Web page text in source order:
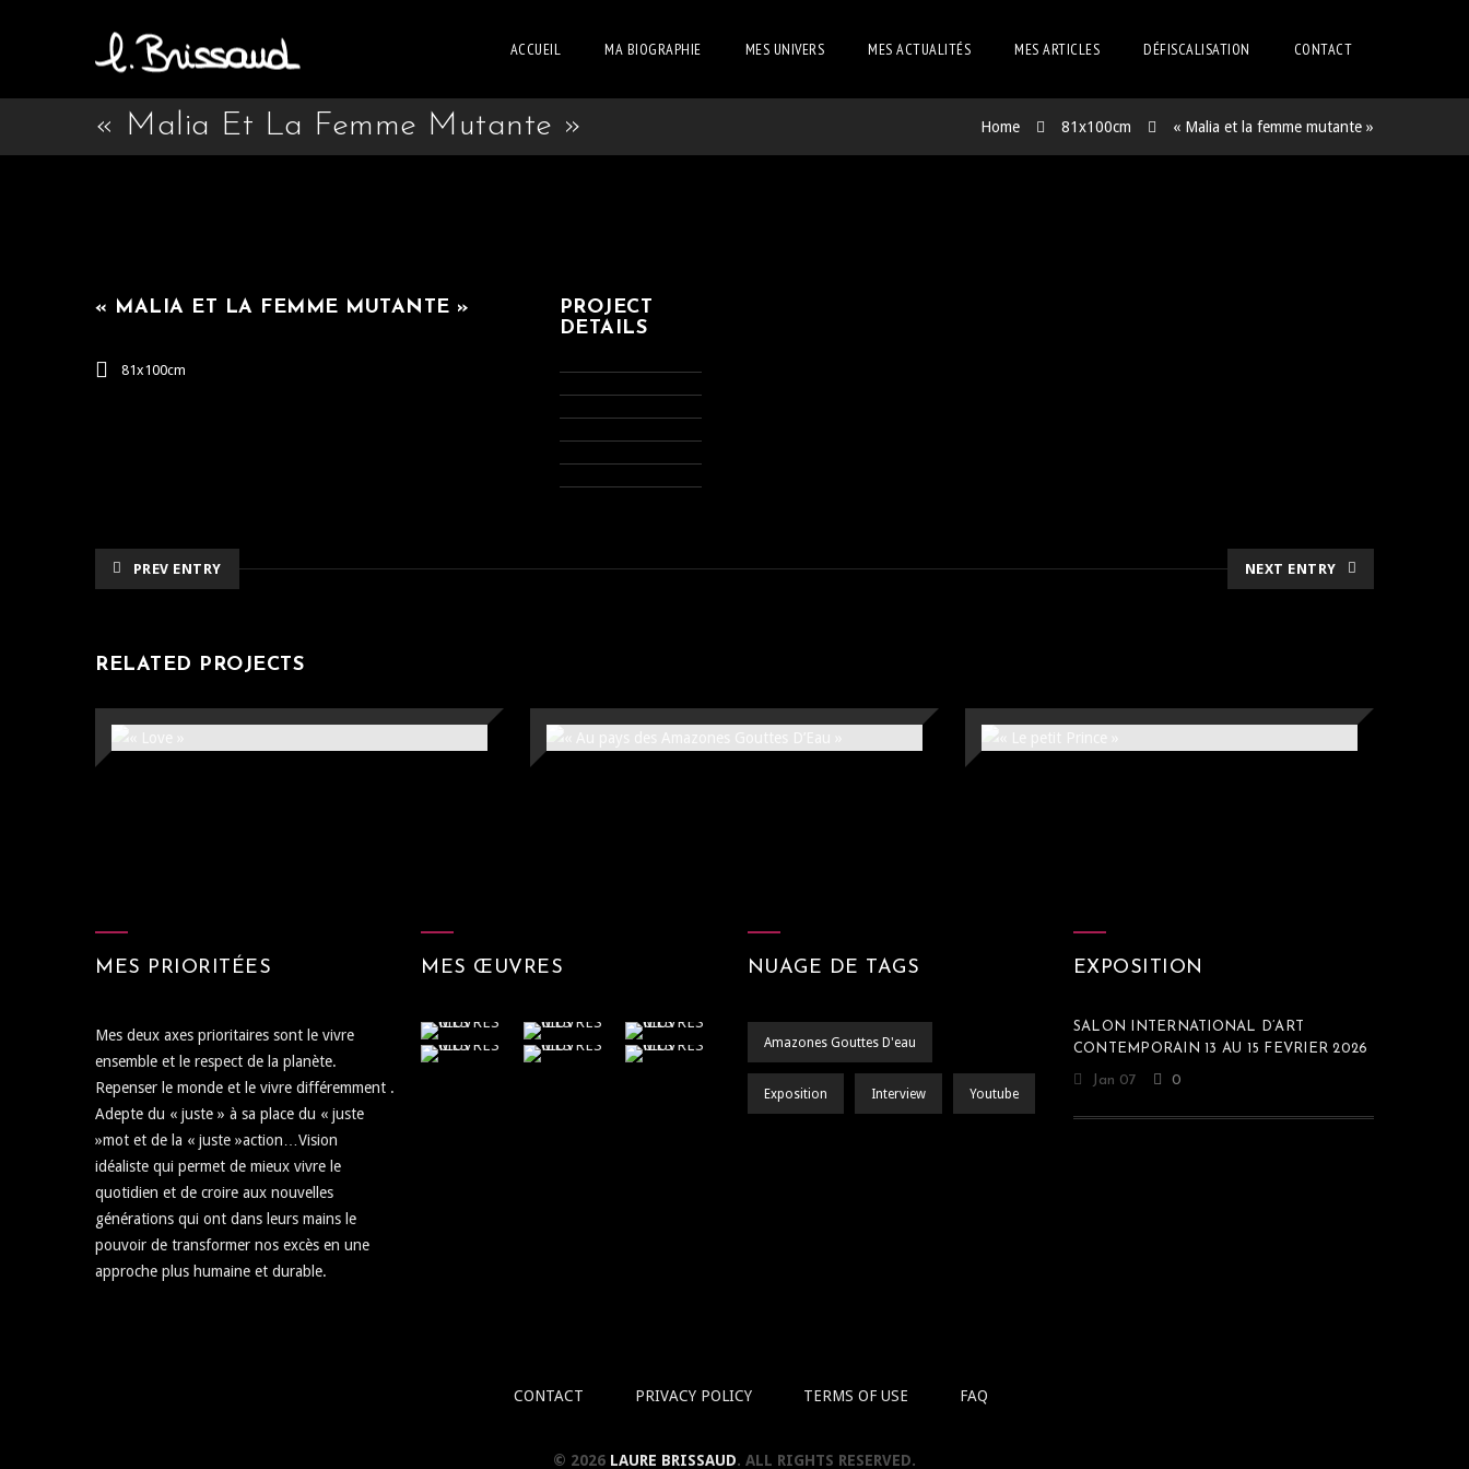
ACCUEIL MA BIOGRAPHIE MES UNIVERS MES ACTUALITÉS MES ARTICLES DÉFISCALISATION CONTACT
« Malia Et La Femme Mutante » Home 81x100cm « Malia et la femme mutante »
« MALIA ET LA FEMME MUTANTE »
81x100cm
PROJECT
DETAILS
PREV ENTRY NEXT ENTRY
RELATED PROJECTS
81x100cm
GOUTTES D’EAU »
81x100cm 81x100cm
MES PRIORITÉES
Mes deux axes prioritaires sont le vivre
ensemble et le respect de la planète.
Repenser le monde et le vivre différemment .
Adepte du « juste » à sa place du « juste
»mot et de la « juste »action…Vision
idéaliste qui permet de mieux vivre le
quotidien et de croire aux nouvelles
générations qui ont dans leurs mains le
pouvoir de transformer nos excès en une
approche plus humaine et durable.
MES ŒUVRES NUAGE DE TAGS
Amazones Gouttes D'eau
Exposition Interview Youtube
EXPOSITION
SALON INTERNATIONAL D’ART
CONTEMPORAIN 13 AU 15 FEVRIER 2026
Jan 07 0
CONTACT PRIVACY POLICY TERMS OF USE FAQ
© 2026 LAURE BRISSAUD. ALL RIGHTS RESERVED.